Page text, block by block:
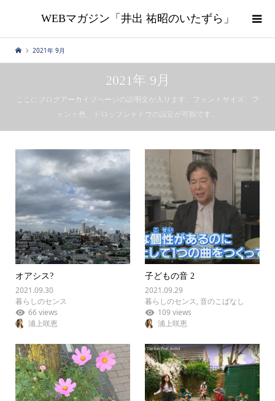
WEBマガジン「井出 祐昭のいたずら」
2021年 9月
2021年 9月
ここにブログアーカイブページの説明文が入ります。フォントサイズ、フ
ォント色、ドロップシャドウの設定が可能です。
オアシス?
2021.09.30
暮らしのセンス
66 views
浦上咲恵
子どもの音 2
2021.09.29
暮らしのセンス,音のこばなし
109 views
浦上咲恵